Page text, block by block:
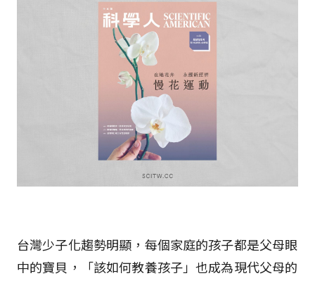
台灣少子化趨勢明顯，每個家庭的孩子都是父母眼
中的寶貝，「該如何教養孩子」也成為現代父母的